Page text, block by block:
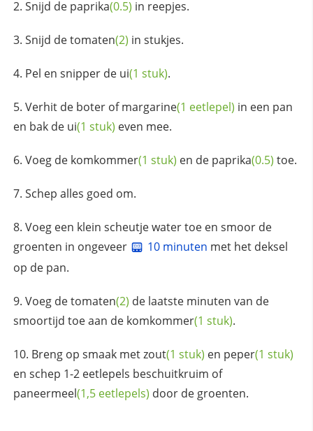
Snijd de paprika(0.5) in reepjes.
Snijd detomaten(2) in stukjes.
Pel en snipper de ui(1 stuk).
Verhit de boter of margarine(1 eetlepel) in een pan
en bak de ui(1 stuk) even mee.
Voeg de komkommer(1 stuk) en de paprika(0.5) toe.
Schep alles goed om.
Voeg een klein scheutje water toe en smoor de
groenten in ongeveer
10 minuten met het deksel
op de pan.
Voeg detomaten(2) de laatste minuten van de
smoortijd toe aan de komkommer(1 stuk).
Breng op smaak metzout(1 stuk) en peper(1 stuk)
en schep 1-2 eetlepels beschuitkruim of
paneermeel(1,5 eetlepels) door de groenten.